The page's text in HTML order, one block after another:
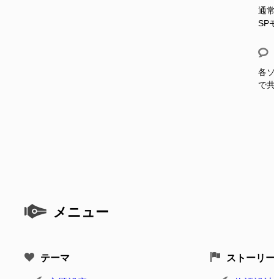
通
SP
各
で
メニュー
テーマ ストーリ